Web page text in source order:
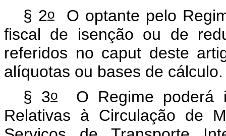
§ 2oO optante pelo
fiscal de isenção ou de
referidos no caput deste
alíquotas ou bases de
§ 3oO Regime poderá
Relativas à Circulação de